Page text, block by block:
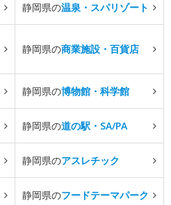
静岡県の温泉・スパリゾート
静岡県の商業施設・百貨店
静岡県の博物館・科学館
静岡県の道の駅・SA/PA
静岡県のアスレチック
静岡県のフードテーマパーク